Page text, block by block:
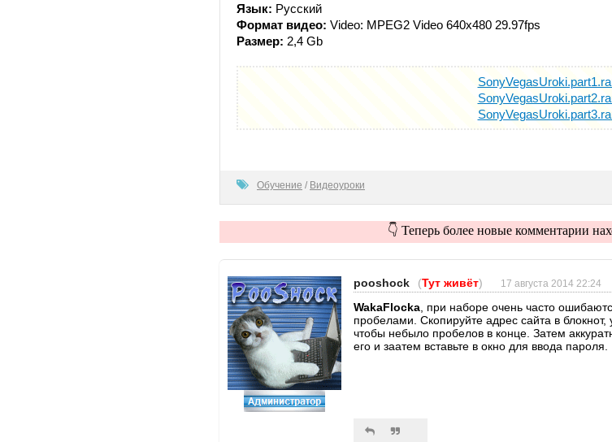
Язык: Русский
Формат видео: Video: MPEG2 Video 640x480 29.97fps
Размер: 2,4 Gb
Обучение / Видеоуроки
👇 Теперь более новые комментарии
pooshock (Тут живёт) 17 августа 2014 22:24
WakaFlocka, при наборе очень часто
пробелами. Скопируйте адрес сайта в
чтобы небыло пробелов в конце. Затем
его и заатем вставьте в окно для ввода пароля.